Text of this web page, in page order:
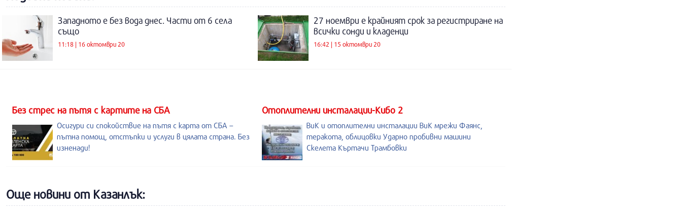
Западното е без вода днес. Части от 6 села
също
11:18 | 16 октомври 20
27 ноември е крайният срок за регистриране на
всички сонди и кладенци
16:42 | 15 октомври 20
Без стрес на пътя с картите на СБА
Осигури си спокойствие на пътя с карта от СБА –
пътна помощ, отстъпки и услуги в цялата страна. Без
изненади!
Отоплителни инсталации-Кибо 2
ВиК и отоплителни инсталации ВиК мрежи Фаянс,
теракота, облицовки Ударно пробивни машини
Скелета Къртачи Трамбовки
Още новини от Казанлък: